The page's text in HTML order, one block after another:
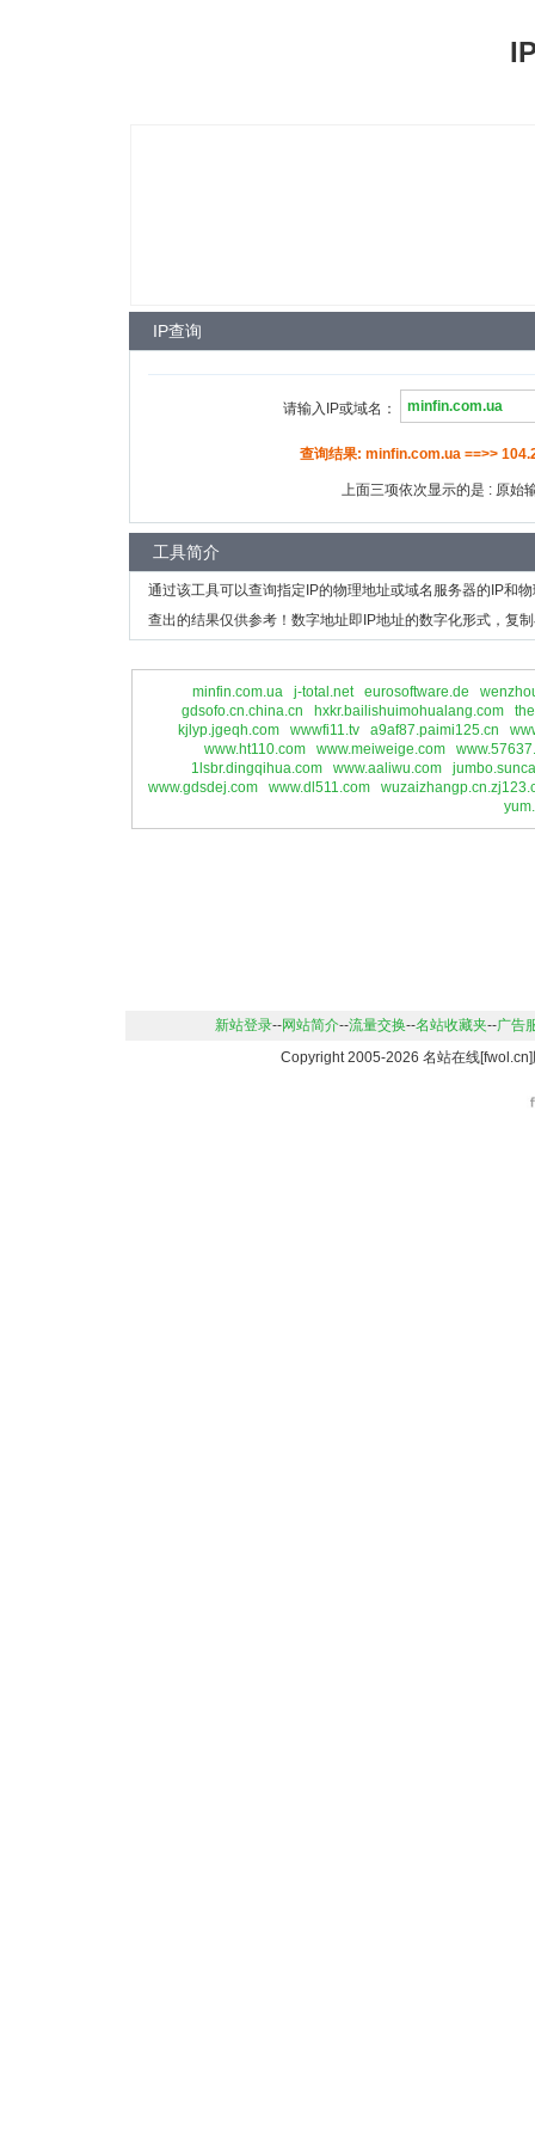
IP查询
请输入IP或域名：
查询结果: minfin.com.ua ==>>
上面三项依次显示的是 : 原始
工具简介
通过该工具可以查询指定IP的物理地址或域名服务器的IP和
查出的结果仅供参考！数字地址即IP地址的数字化形式，复
minfin.com.ua j-total.net eurosoftware.de
gdsofo.cn.china.cn
hxkr.bailishuimohualang.com
kjlyp.jgeqh.com
wwwfi11.tv a9af87.paimi125.cn
www.ht110.com
www.meiweige.com
1lsbr.dingqihua.com
www.aaliwu.com
www.gdsdej.com
www.dl511.com
新站登录--网站简介--流量交换--名站收藏夹--广告
Copyright 2005-2026 名站在线